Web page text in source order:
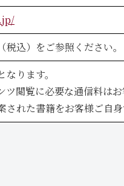
込）をご参照ください。
なります。
ツ閲覧に必要な通信料はお
された書籍をお客様ご自